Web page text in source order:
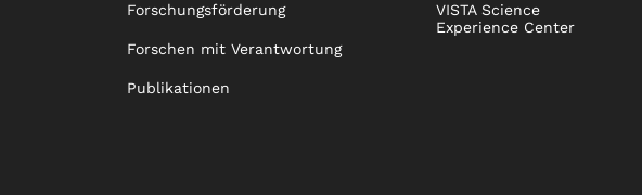
Forschungsförderung
Forschen mit Verantwortung
Publikationen
VISTA Science
Experience Center